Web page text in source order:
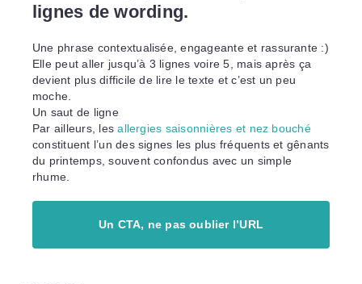
lignes de wording.
Une phrase contextualisée, engageante et rassurante :)
Elle peut aller jusqu’à 3 lignes voire 5, mais après ça
devient plus difficile de lire le texte et c’est un peu
moche.
Un saut de ligne
Par ailleurs, lesallergies saisonnières et nez bouché
constituent l’un des signes les plus fréquents et gênants
du printemps, souvent confondus avec un simple
rhume.
Un CTA, ne pas oublier l’URL